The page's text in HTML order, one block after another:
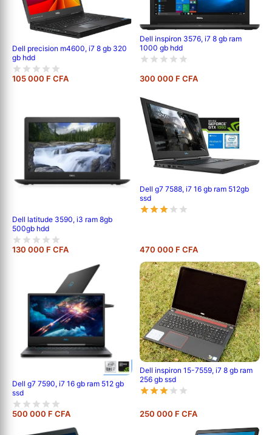
Dell precision m4600, i7 8 gb 320
gb hdd
105 000 F CFA
Dell inspiron 3576, i7 8 gb ram
1000 gb hdd
300 000 F CFA
Dell latitude 3590, i3 ram 8gb
500gb hdd
130 000 F CFA
Dell g7 7588, i7 16 gb ram 512gb
ssd
470 000 F CFA
Dell g7 7590, i7 16 gb ram 512 gb
ssd
500 000 F CFA
Dell inspiron 15-7559, i7 8 gb ram
256 gb ssd
250 000 F CFA